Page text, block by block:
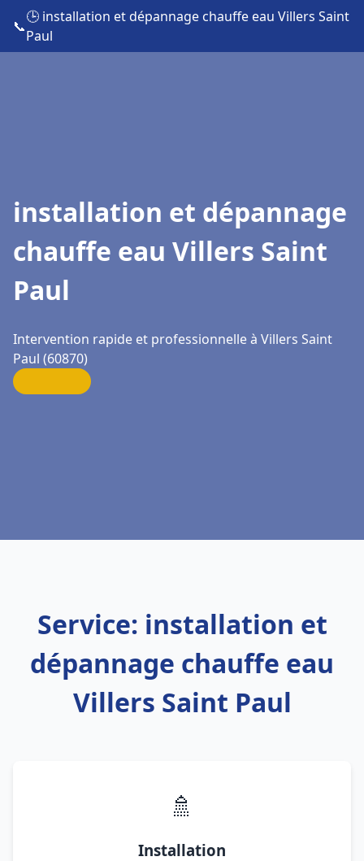
📞
🕒 installation et dépannage chauffe eau Villers Saint
Paul
installation et dépannage
chauffe eau Villers Saint
Paul
Intervention rapide et professionnelle à Villers Saint
Paul (60870)
Service: installation et
dépannage chauffe eau
Villers Saint Paul
🚿
Installation